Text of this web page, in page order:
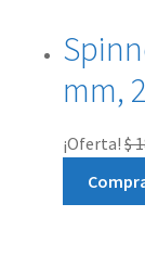
mm,
¡Oferta! $